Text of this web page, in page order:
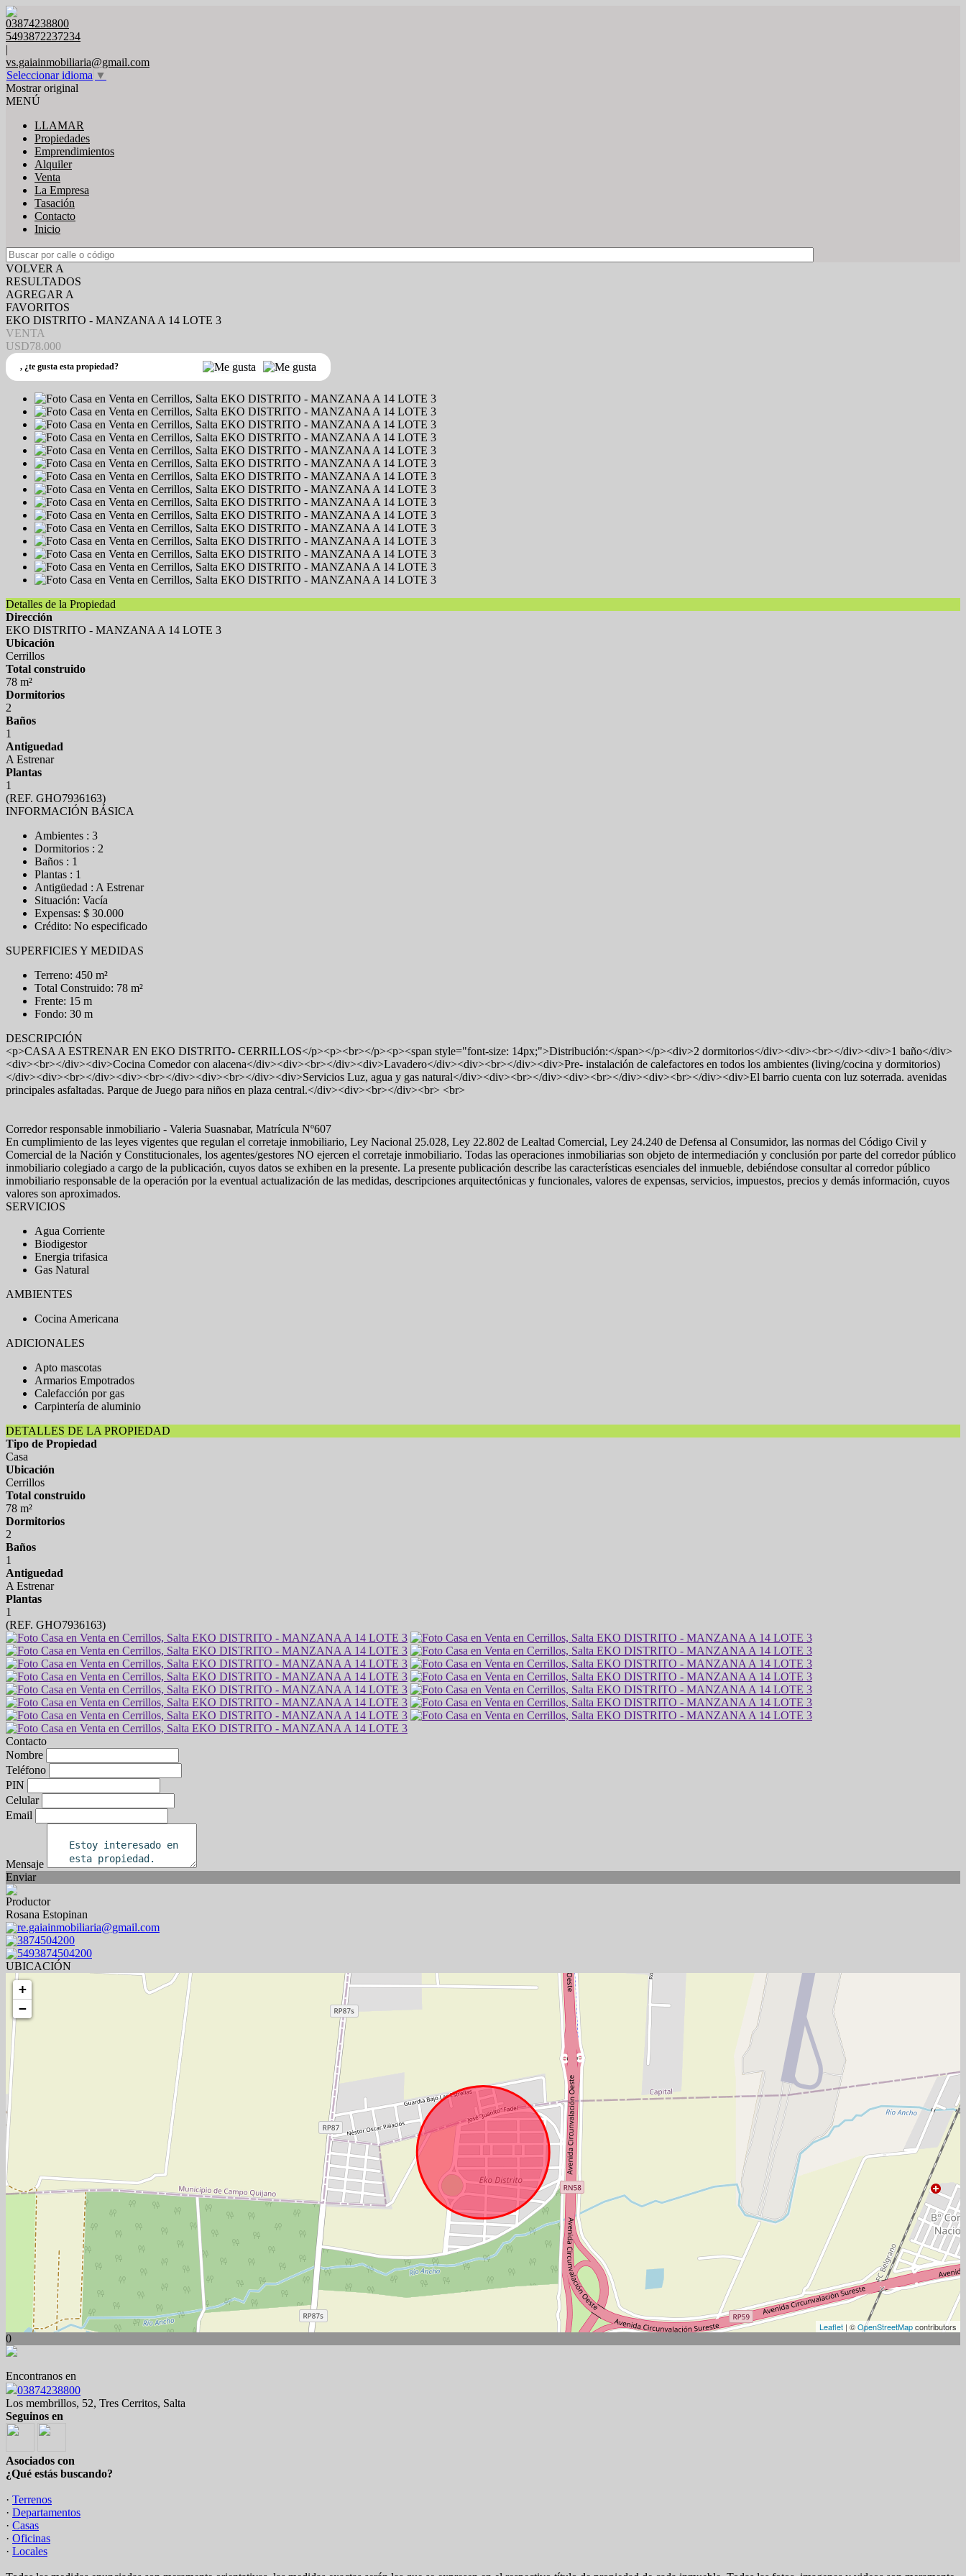
03874238800
5493872237234
|
vs.gaiainmobiliaria@gmail.com
Seleccionar idioma ▼
Mostrar original
MENÚ
LLAMAR
Propiedades
Emprendimientos
Alquiler
Venta
La Empresa
Tasación
Contacto
Inicio
VOLVER A
RESULTADOS
AGREGAR A
FAVORITOS
EKO DISTRITO - MANZANA A 14 LOTE 3
VENTA
USD78.000
, ¿te gusta esta propiedad?
Detalles de la Propiedad
Dirección
EKO DISTRITO - MANZANA A 14 LOTE 3
Ubicación
Cerrillos
Total construido
78 m²
Dormitorios
2
Baños
1
Antiguedad
A Estrenar
Plantas
1
(REF. GHO7936163)
INFORMACIÓN BÁSICA
Ambientes : 3
Dormitorios : 2
Baños : 1
Plantas : 1
Antigüedad : A Estrenar
Situación: Vacía
Expensas: $ 30.000
Crédito: No especificado
SUPERFICIES Y MEDIDAS
Terreno: 450 m²
Total Construido: 78 m²
Frente: 15 m
Fondo: 30 m
DESCRIPCIÓN
<p>CASA A ESTRENAR EN EKO DISTRITO- CERRILLOS</p><p><br></p><p><span style="font-size: 14px;">Distribución:</span></p><div>2 dormitorios</div><div><br></div><div>1 baño</div>
<div><br></div><div>Cocina Comedor con alacena</div><div><br></div><div>Lavadero</div><div><br></div><div>Pre- instalación de calefactores en todos los ambientes (living/cocina y dormitorios)
</div><div><br></div><div><br></div><div><br></div><div>Servicios Luz, agua y gas natural</div><div><br></div><div><br></div><div><br></div><div>El barrio cuenta con luz soterrada. avenidas
principales asfaltadas. Parque de Juego para niños en plaza central.</div><div><br></div><br> <br>
Corredor responsable inmobiliario - Valeria Suasnabar, Matrícula Nº607
En cumplimiento de las leyes vigentes que regulan el corretaje inmobiliario, Ley Nacional 25.028, Ley 22.802 de Lealtad Comercial, Ley 24.240 de Defensa al Consumidor, las normas del Código Civil y
Comercial de la Nación y Constitucionales, los agentes/gestores NO ejercen el corretaje inmobiliario. Todas las operaciones inmobiliarias son objeto de intermediación y conclusión por parte del corredor público
inmobiliario colegiado a cargo de la publicación, cuyos datos se exhiben en la presente. La presente publicación describe las características esenciales del inmueble, debiéndose consultar al corredor público
inmobiliario responsable de la operación por la eventual actualización de las medidas, descripciones arquitectónicas y funcionales, valores de expensas, servicios, impuestos, precios y demás información, cuyos
valores son aproximados.
SERVICIOS
Agua Corriente
Biodigestor
Energia trifasica
Gas Natural
AMBIENTES
Cocina Americana
ADICIONALES
Apto mascotas
Armarios Empotrados
Calefacción por gas
Carpintería de aluminio
DETALLES DE LA PROPIEDAD
Tipo de Propiedad
Casa
Ubicación
Cerrillos
Total construido
78 m²
Dormitorios
2
Baños
1
Antiguedad
A Estrenar
Plantas
1
(REF. GHO7936163)
Contacto
Nombre
Teléfono
PIN
Celular
Email
Mensaje
Enviar
Productor
Rosana Estopinan
re.gaiainmobiliaria@gmail.com
3874504200
5493874504200
UBICACIÓN
+
−
Leaflet | ©OpenStreetMapcontributors
0
Encontranos en
03874238800
Los membrillos, 52, Tres Cerritos, Salta
Seguinos en
Asociados con
¿Qué estás buscando?
· Terrenos
· Departamentos
· Casas
· Oficinas
· Locales